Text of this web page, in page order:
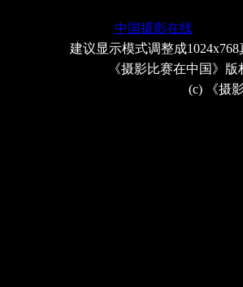
中国摄影在线
建议显示模式调整成
《摄影比赛在中国》
(c) 《摄